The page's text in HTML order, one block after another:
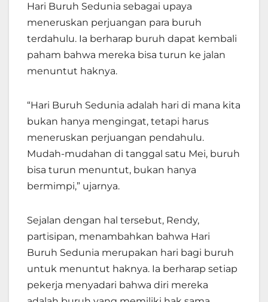
Hari Buruh Sedunia sebagai upaya
meneruskan perjuangan para buruh
terdahulu. Ia berharap buruh dapat kembali
paham bahwa mereka bisa turun ke jalan
menuntut haknya.
“Hari Buruh Sedunia adalah hari di mana kita
bukan hanya mengingat, tetapi harus
meneruskan perjuangan pendahulu.
Mudah-mudahan di tanggal satu Mei, buruh
bisa turun menuntut, bukan hanya
bermimpi,” ujarnya.
Sejalan dengan hal tersebut, Rendy,
partisipan, menambahkan bahwa Hari
Buruh Sedunia merupakan hari bagi buruh
untuk menuntut haknya. Ia berharap setiap
pekerja menyadari bahwa diri mereka